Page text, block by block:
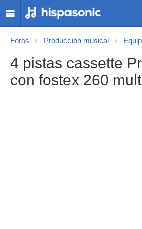
Foros Producción musical
4 pistas cassette
con fostex 260